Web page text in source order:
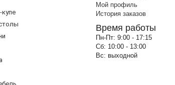
Мой профиль
История заказов
Время работы
Пн-Пт: 9:00 - 17:15
Сб: 10:00 - 13:00
Вс: выходной